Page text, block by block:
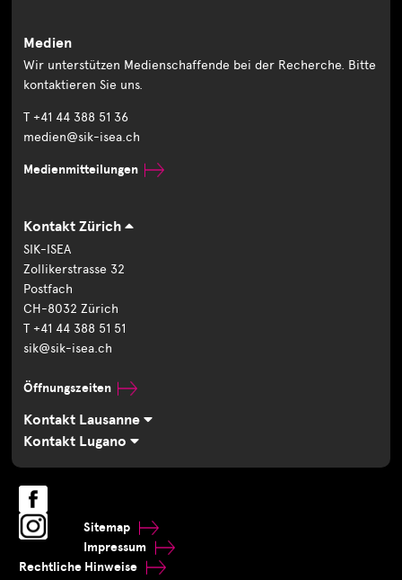
Medien
Wir unterstützen Medienschaffende bei der Recherche. Bitte
kontaktieren Sie uns.
T +41 44 388 51 36
medien@sik-isea.ch
Medienmitteilungen
Kontakt Zürich
SIK-ISEA
Zollikerstrasse 32
Postfach
CH-8032 Zürich
T +41 44 388 51 51
sik@sik-isea.ch
Öffnungszeiten
Kontakt Lausanne
Kontakt Lugano
Sitemap
Impressum
Rechtliche Hinweise